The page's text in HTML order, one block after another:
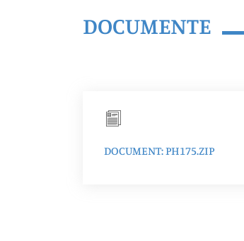
DOCUMENTE
DOCUMENT: PH175.ZIP